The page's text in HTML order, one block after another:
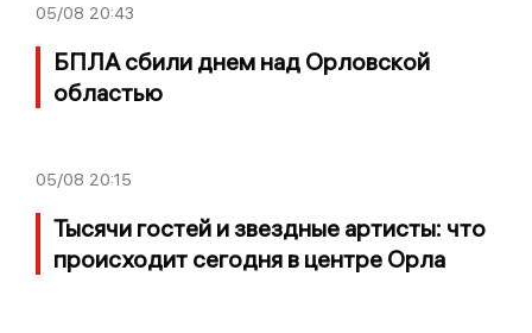
05/08 20:43
БПЛА сбили днем над Орловской
областью
05/08 20:15
Тысячи гостей и звездные артисты: что
происходит сегодня в центре Орла